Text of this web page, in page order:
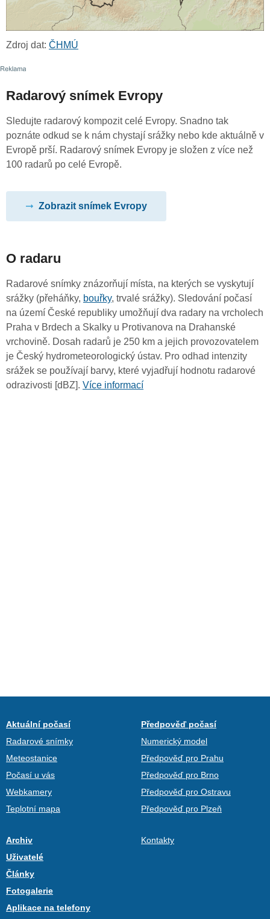
Zdroj dat: ČHMÚ
Radarový snímek Evropy
Sledujte radarový kompozit celé Evropy. Snadno tak
poznáte odkud se k nám chystají srážky nebo kde aktuálně v
Evropě prší. Radarový snímek Evropy je složen z více než
100 radarů po celé Evropě.
Zobrazit snímek Evropy
O radaru
Radarové snímky znázorňují místa, na kterých se vyskytují
srážky (přeháňky, bouřky, trvalé srážky). Sledování počasí
na území České republiky umožňují dva radary na vrcholech
Praha v Brdech a Skalky u Protivanova na Drahanské
vrchovině. Dosah radarů je 250 km a jejich provozovatelem
je Český hydrometeorologický ústav. Pro odhad intenzity
srážek se používají barvy, které vyjadřují hodnotu radarové
odrazivosti [dBZ]. Více informací
Aktuální počasí
Radarové snímky
Meteostanice
Počasí u vás
Webkamery
Teplotní mapa
Předpověď počasí
Numerický model
Předpověď pro Prahu
Předpověď pro Brno
Předpověď pro Ostravu
Předpověď pro Plzeň
Archiv
Uživatelé
Články
Fotogalerie
Aplikace na telefony
Kontakty